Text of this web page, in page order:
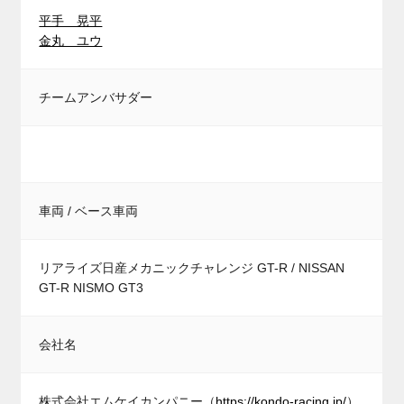
平手 晃平
金丸 ユウ
チームアンバサダー
車両 / ベース車両
リアライズ日産メカニックチャレンジ GT-R / NISSAN
GT-R NISMO GT3
会社名